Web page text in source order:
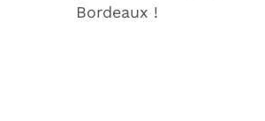
Bordeaux !